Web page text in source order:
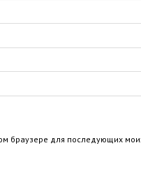
браузере для последующих